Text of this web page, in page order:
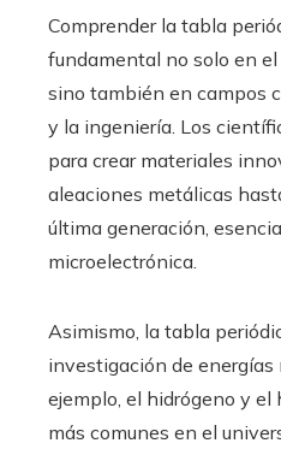
Comprender la tabla
fundamental no solo en
sino también en campos
y la ingeniería. Los
para crear materiales
aleaciones metálicas
última generación,
microelectrónica.
Asimismo, la tabla
investigación de energías
ejemplo, el hidrógeno y el
más comunes en el